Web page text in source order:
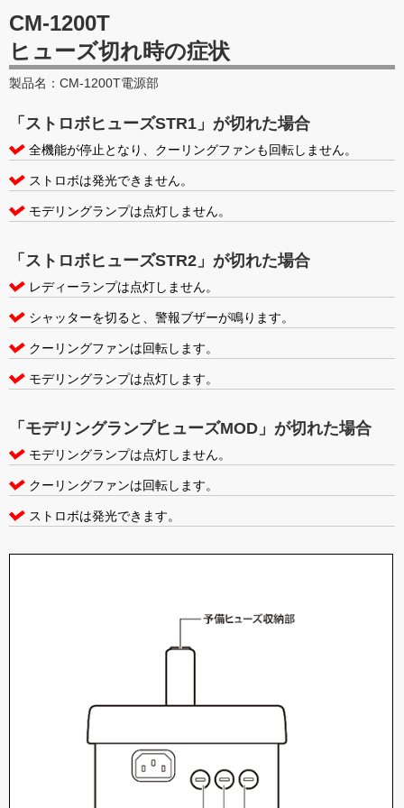
CM-1200T
ヒューズ切れ時の症状
製品名：CM-1200T電源部
「ストロボヒューズSTR1」が切れた場合
全機能が停止となり、クーリングファンも回転しません。
ストロボは発光できません。
モデリングランプは点灯しません。
「ストロボヒューズSTR2」が切れた場合
レディーランプは点灯しません。
シャッターを切ると、警報ブザーが鳴ります。
クーリングファンは回転します。
モデリングランプは点灯します。
「モデリングランプヒューズMOD」が切れた場合
モデリングランプは点灯しません。
クーリングファンは回転します。
ストロボは発光できます。